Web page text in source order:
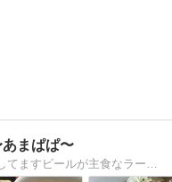
まぱぱ〜
９５年より家族で浦和レッズを応援してますビールが主食なラーメン大好き拉麺男です。